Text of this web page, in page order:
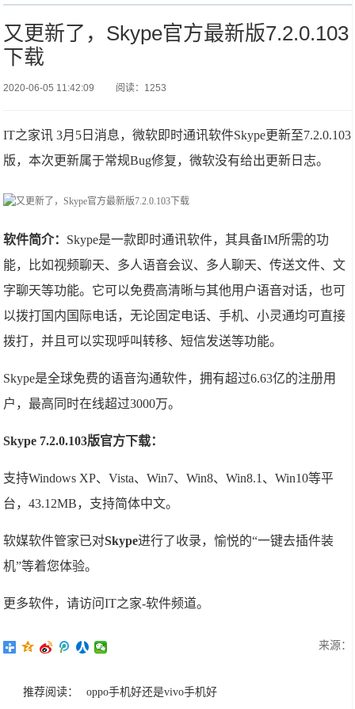
又更新了，Skype官方最新版7.2.0.103
下载
2020-06-05 11:42:09 阅读：1253
IT之家讯 3月5日消息，微软即时通讯软件Skype更新至7.2.0.103
版，本次更新属于常规Bug修复，微软没有给出更新日志。
软件简介： Skype是一款即时通讯软件，其具备IM所需的功
能，比如视频聊天、多人语音会议、多人聊天、传送文件、文
字聊天等功能。它可以免费高清晰与其他用户语音对话，也可
以拨打国内国际电话，无论固定电话、手机、小灵通均可直接
拨打，并且可以实现呼叫转移、短信发送等功能。
Skype是全球免费的语音沟通软件，拥有超过6.63亿的注册用
户，最高同时在线超过3000万。
Skype 7.2.0.103版官方下载：
支持Windows XP、Vista、Win7、Win8、Win8.1、Win10等平
台，43.12MB，支持简体中文。
软媒软件管家已对Skype进行了收录，愉悦的“一键去插件装
机”等着您体验。
更多软件，请访问IT之家-软件频道。
来源：
推荐阅读： oppo手机好还是vivo手机好